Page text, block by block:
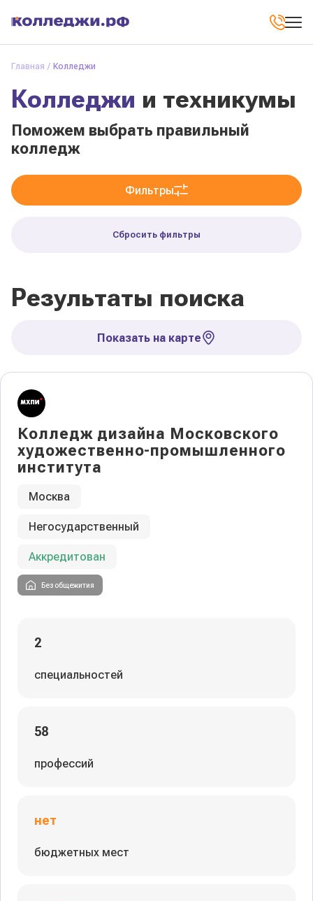
Главная Колледжи
Колледжи и техникумы
Поможем выбрать правильный
колледж
Фильтры
Сбросить фильтры
Результаты поиска
Показать на карте
Колледж дизайна Московского
художественно-промышленного
института
Москва
Негосударственный
Аккредитован
Без общежития
2
специальностей
58
профессий
нет
бюджетных мест